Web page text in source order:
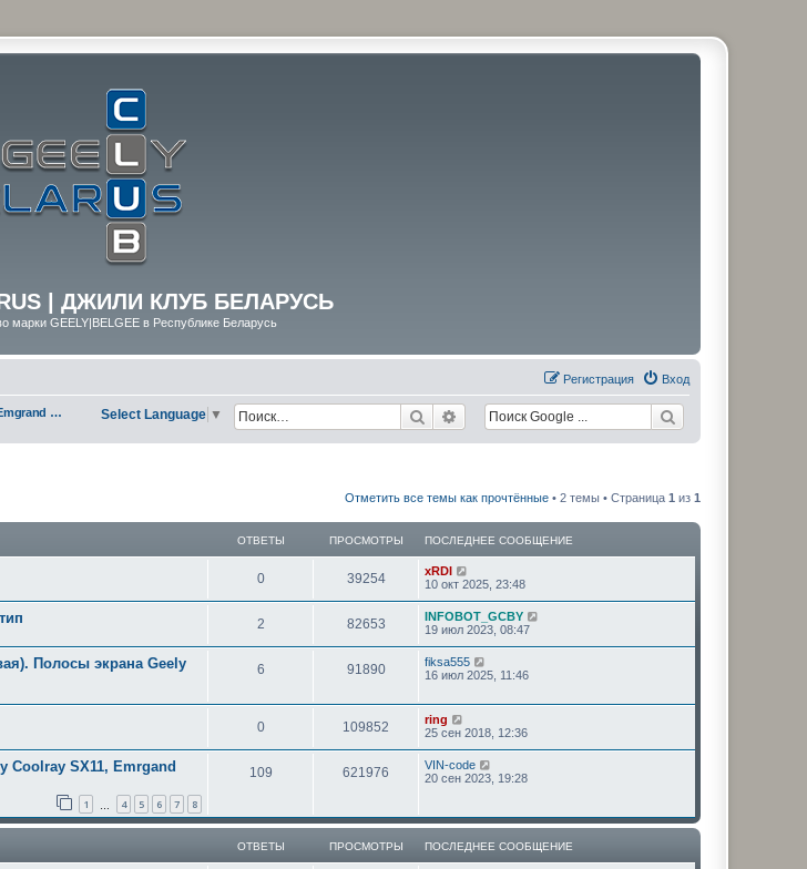
| ДЖИЛИ КЛУБ БЕЛАРУСЬ
марки GEELY|BELGEE в Республике Беларусь
Вход
Регистрация
GEELY Emgrand GT Поиск Расширенный поиск
Select Language ▼
Отметить все темы как прочтённые • 2 темы • Страница 1 из 1
ОТВЕТЫ ПРОСМОТРЫ ПОСЛЕДНЕЕ СООБЩЕНИЕ
0 39254
xRDI
10 окт 2025, 23:48
2 82653
INFOBOT_GCBY
19 июл 2023, 08:47
Полосы экрана Geely
6 91890
fiksa555
16 июл 2025, 11:46
0 109852
ring
25 сен 2018, 12:36
Coolray SX11, Emrgand
1 4 5 6 7 8
109 621976
VIN-code
20 сен 2023, 19:28
ОТВЕТЫ ПРОСМОТРЫ ПОСЛЕДНЕЕ СООБЩЕНИЕ